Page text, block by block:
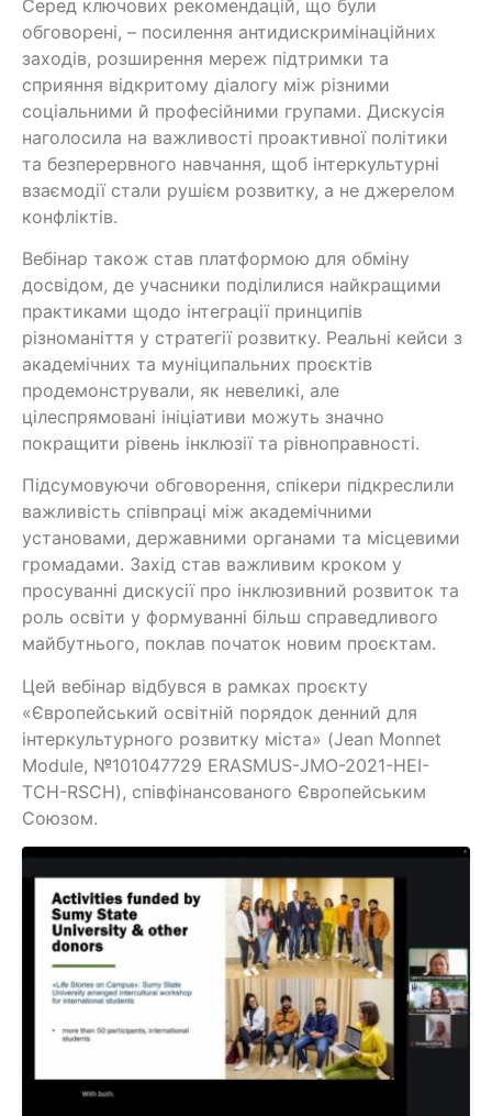
Серед ключових рекомендацій, що були
обговорені, – посилення антидискримінаційних
заходів, розширення мереж підтримки та
сприяння відкритому діалогу між різними
соціальними й професійними групами. Дискусія
наголосила на важливості проактивної політики
та безперервного навчання, щоб інтеркультурні
взаємодії стали рушієм розвитку, а не джерелом
конфліктів.
Вебінар також став платформою для обміну
досвідом, де учасники поділилися найкращими
практиками щодо інтеграції принципів
різноманіття у стратегії розвитку. Реальні кейси з
академічних та муніципальних проєктів
продемонстрували, як невеликі, але
цілеспрямовані ініціативи можуть значно
покращити рівень інклюзії та рівноправності.
Підсумовуючи обговорення, спікери підкреслили
важливість співпраці між академічними
установами, державними органами та місцевими
громадами. Захід став важливим кроком у
просуванні дискусії про інклюзивний розвиток та
роль освіти у формуванні більш справедливого
майбутнього, поклав початок новим проєктам.
Цей вебінар відбувся в рамках проєкту
«Європейський освітній порядок денний для
інтеркультурного розвитку міста» (Jean Monnet
Module, №101047729 ERASMUS-JMO-2021-HEI-
TCH-RSCH), співфінансованого Європейським
Союзом.